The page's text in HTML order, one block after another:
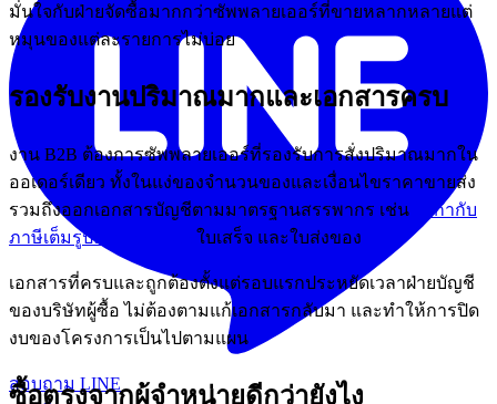
มั่นใจกับฝ่ายจัดซื้อมากกว่าซัพพลายเออร์ที่ขายหลากหลายแต่
หมุนของแต่ละรายการไม่บ่อย
รองรับงานปริมาณมากและเอกสารครบ
งาน B2B ต้องการซัพพลายเออร์ที่รองรับการสั่งปริมาณมากใน
ออเดอร์เดียว ทั้งในแง่ของจำนวนของและเงื่อนไขราคาขายส่ง
รวมถึงออกเอกสารบัญชีตามมาตรฐานสรรพากร เช่น
ใบกำกับ
ภาษีเต็มรูปแบบ VAT 7%
ใบเสร็จ และใบส่งของ
เอกสารที่ครบและถูกต้องตั้งแต่รอบแรกประหยัดเวลาฝ่ายบัญชี
ของบริษัทผู้ซื้อ ไม่ต้องตามแก้เอกสารกลับมา และทำให้การปิด
งบของโครงการเป็นไปตามแผน
ซื้อตรงจากผู้จำหน่ายดีกว่ายังไง
สอบถาม LINE